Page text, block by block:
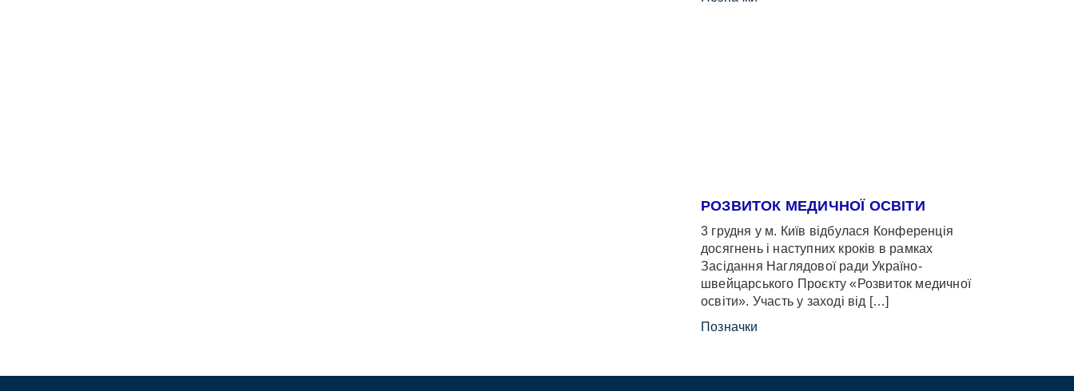
РОЗВИТОК МЕДИЧНОЇ ОСВІТИ
3 грудня у м. Київ відбулася Конференція
досягнень і наступних кроків в рамках
Засідання Наглядової ради Україно-
швейцарського Проєкту «Розвиток медичної
освіти». Участь у заході від […]
Позначки